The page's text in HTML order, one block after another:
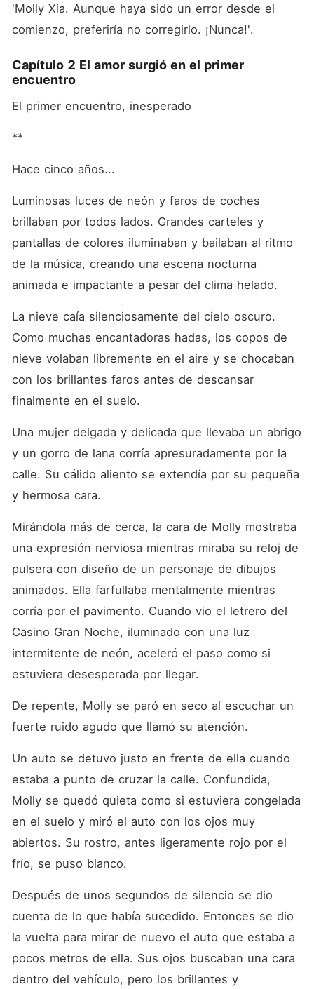
'Molly Xia. Aunque haya sido un error desde el
comienzo, preferiría no corregirlo. ¡Nunca!'.
Capítulo 2 El amor surgió en el primer
encuentro
El primer encuentro, inesperado
**
Hace cinco años...
Luminosas luces de neón y faros de coches
brillaban por todos lados. Grandes carteles y
pantallas de colores iluminaban y bailaban al ritmo
de la música, creando una escena nocturna
animada e impactante a pesar del clima helado.
La nieve caía silenciosamente del cielo oscuro.
Como muchas encantadoras hadas, los copos de
nieve volaban libremente en el aire y se chocaban
con los brillantes faros antes de descansar
finalmente en el suelo.
Una mujer delgada y delicada que llevaba un abrigo
y un gorro de lana corría apresuradamente por la
calle. Su cálido aliento se extendía por su pequeña
y hermosa cara.
Mirándola más de cerca, la cara de Molly mostraba
una expresión nerviosa mientras miraba su reloj de
pulsera con diseño de un personaje de dibujos
animados. Ella farfullaba mentalmente mientras
corría por el pavimento. Cuando vio el letrero del
Casino Gran Noche, iluminado con una luz
intermitente de neón, aceleró el paso como si
estuviera desesperada por llegar.
De repente, Molly se paró en seco al escuchar un
fuerte ruido agudo que llamó su atención.
Un auto se detuvo justo en frente de ella cuando
estaba a punto de cruzar la calle. Confundida,
Molly se quedó quieta como si estuviera congelada
en el suelo y miró el auto con los ojos muy
abiertos. Su rostro, antes ligeramente rojo por el
frío, se puso blanco.
Después de unos segundos de silencio se dio
cuenta de lo que había sucedido. Entonces se dio
la vuelta para mirar de nuevo el auto que estaba a
pocos metros de ella. Sus ojos buscaban una cara
dentro del vehículo, pero los brillantes y